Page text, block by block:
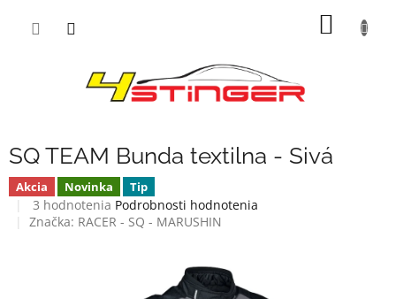
SQ TEAM Bunda textilna - Sivá
Akcia Novinka Tip
Priemerné
hodnotenie
3 hodnotenia Podrobnosti hodnotenia
Značka: RACER - SQ - MARUSHIN